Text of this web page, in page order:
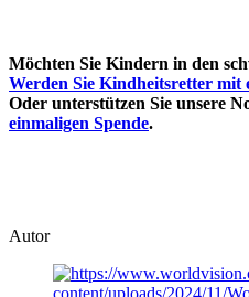
Möchten Sie Kindern in den
Werden Sie Kindheitsretter mit
Oder unterstützen Sie unsere
einmaligen Spende.
Autor